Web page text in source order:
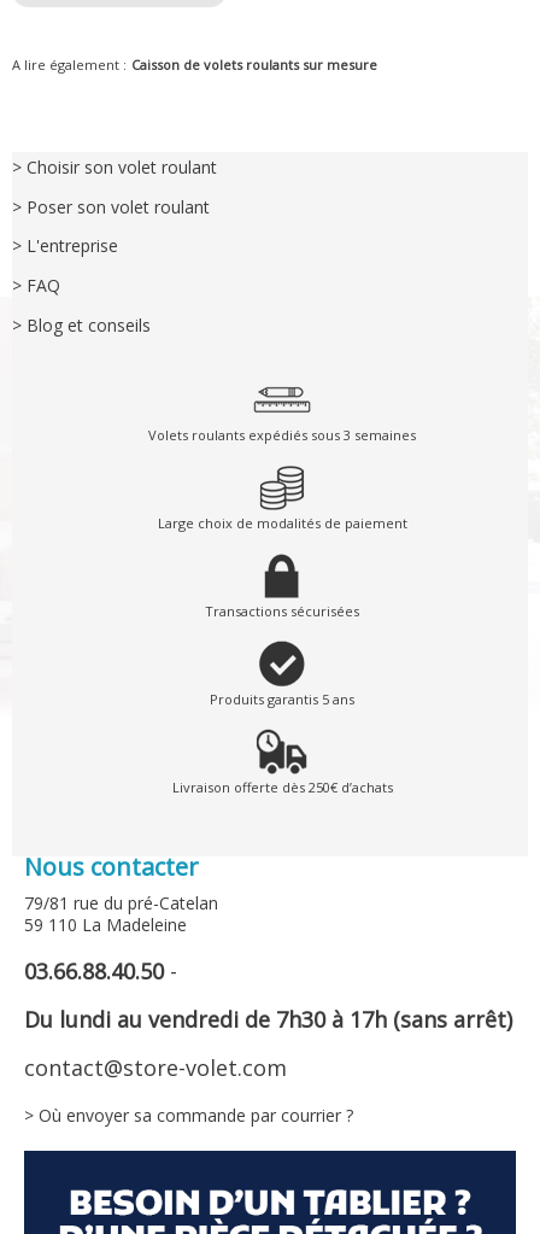
A lire également : Caisson de volets roulants sur mesure
> Choisir son volet roulant
> Poser son volet roulant
> L'entreprise
> FAQ
> Blog et conseils
Volets roulants expédiés sous 3 semaines
Large choix de modalités de paiement
Transactions sécurisées
Produits garantis 5 ans
Livraison offerte dès 250€ d’achats
Nous contacter
79/81 rue du pré-Catelan
59 110 La Madeleine
03.66.88.40.50-
Du lundi au vendredi de 7h30 à 17h (sans arrêt)
contact@store-volet.com
> Où envoyer sa commande par courrier ?